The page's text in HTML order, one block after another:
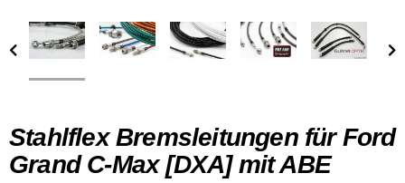
Stahlflex Bremsleitungen für Ford
Grand C-Max [DXA] mit ABE